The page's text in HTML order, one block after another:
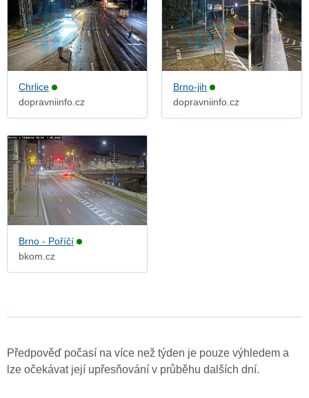
Chrlice
dopravniinfo.cz
Brno-jih
dopravniinfo.cz
Brno - Poříčí
bkom.cz
Předpověď počasí na více než týden je pouze výhledem a
lze očekávat její upřesňování v průběhu dalších dní.